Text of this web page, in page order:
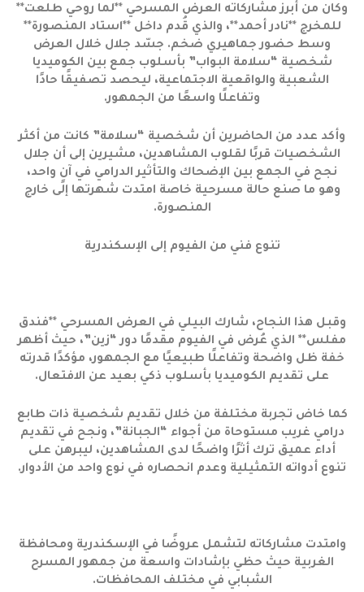
وكان من أبرز مشاركاته العرض المسرحي **لما روحي طلعت**
للمخرج **نادر أحمد**، والذي قُدم داخل **استاد المنصورة**
وسط حضور جماهيري ضخم. جسّد جلال خلال العرض
شخصية “سلامة البواب” بأسلوب جمع بين الكوميديا
الشعبية والواقعية الاجتماعية، ليحصد تصفيقًا حادًا
وتفاعلًا واسعًا من الجمهور.
وأكد عدد من الحاضرين أن شخصية “سلامة” كانت من أكثر
الشخصيات قربًا لقلوب المشاهدين، مشيرين إلى أن جلال
نجح في الجمع بين الإضحاك والتأثير الدرامي في آنٍ واحد،
وهو ما صنع حالة مسرحية خاصة امتدت شهرتها إلى خارج
المنصورة.
تنوع فني من الفيوم إلى الإسكندرية
وقبل هذا النجاح، شارك البيلي في العرض المسرحي **فندق
مفلس** الذي عُرض في الفيوم مقدمًا دور “زين”، حيث أظهر
خفة ظل واضحة وتفاعلًا طبيعيًا مع الجمهور، مؤكدًا قدرته
على تقديم الكوميديا بأسلوب ذكي بعيد عن الافتعال.
كما خاض تجربة مختلفة من خلال تقديم شخصية ذات طابع
درامي غريب مستوحاة من أجواء “الجبانة”، ونجح في تقديم
أداء عميق ترك أثرًا واضحًا لدى المشاهدين، ليبرهن على
تنوع أدواته التمثيلية وعدم انحصاره في نوع واحد من الأدوار.
وامتدت مشاركاته لتشمل عروضًا في الإسكندرية ومحافظة
الغربية حيث حظي بإشادات واسعة من جمهور المسرح
الشبابي في مختلف المحافظات.